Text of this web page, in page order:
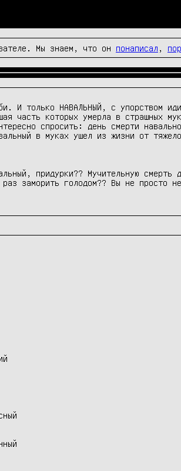
Мы знаем, что он понаписал
И только НАВАЛЬНЫЙ, с упорством
часть которых умерла в страшных
спросить: день смерти
в муках ушел из жизни от
придурки?? Мучительную смерть
заморить голодом?? Вы не просто